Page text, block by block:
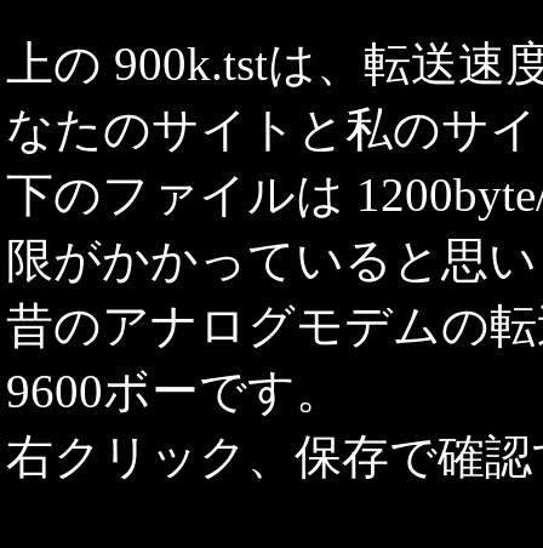
上の 900k.tstは、転送
なたのサイトと私のサ
下のファイルは
限がかかっていると思
昔のアナログモデムの
9600ボーです。
右クリック、保存で確